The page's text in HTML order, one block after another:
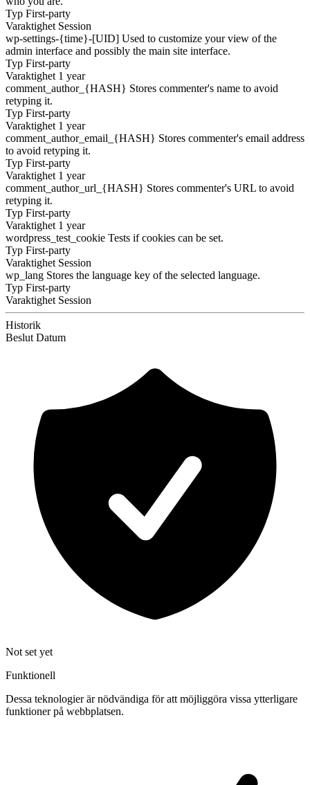
Typ First-party
Varaktighet Session
wp-settings-{time}-[UID] Used to customize your view of the
admin interface and possibly the main site interface.
Typ First-party
Varaktighet 1 year
comment_author_{HASH} Stores commenter's name to avoid
retyping it.
Typ First-party
Varaktighet 1 year
comment_author_email_{HASH} Stores commenter's email address
to avoid retyping it.
Typ First-party
Varaktighet 1 year
comment_author_url_{HASH} Stores commenter's URL to avoid
retyping it.
Typ First-party
Varaktighet 1 year
wordpress_test_cookie Tests if cookies can be set.
Typ First-party
Varaktighet Session
wp_lang Stores the language key of the selected language.
Typ First-party
Varaktighet Session
Historik
Beslut Datum
Not set yet
Funktionell
Dessa teknologier är nödvändiga för att möjliggöra vissa ytterligare
funktioner på webbplatsen.